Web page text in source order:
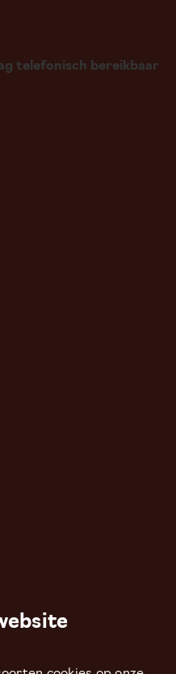
telefonisch bereikbaar